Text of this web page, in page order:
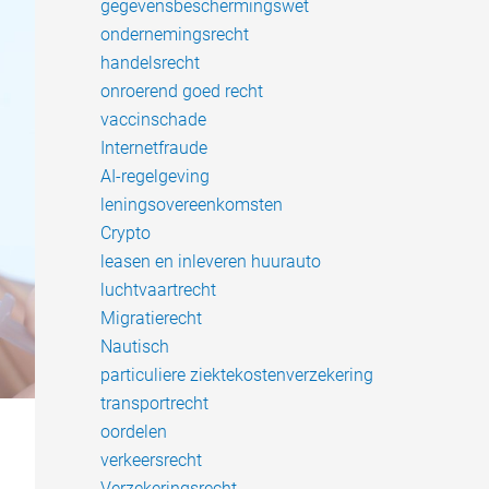
gegevensbeschermingswet
ondernemingsrecht
handelsrecht
onroerend goed recht
vaccinschade
Internetfraude
AI-regelgeving
leningsovereenkomsten
Crypto
leasen en inleveren huurauto
luchtvaartrecht
Migratierecht
Nautisch
particuliere ziektekostenverzekering
transportrecht
oordelen
verkeersrecht